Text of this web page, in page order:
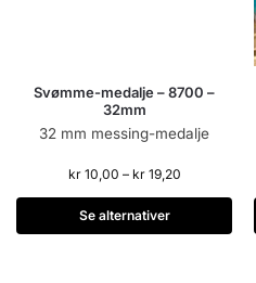
Svømme-medalje – 8700 –
32mm
32 mm messing-medalje
kr10,00 – kr19,20
Se alternativer